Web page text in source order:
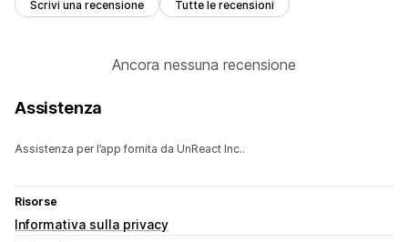
Scrivi una recensione Tutte le recensioni
Ancora nessuna recensione
Assistenza
Assistenza per l’app fornita da UnReact Inc..
Risorse
Informativa sulla privacy